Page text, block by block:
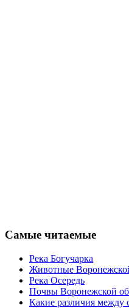
Самые читаемые
Река Богучарка
Животные
Река Осередь
Почвы Воронежской
Какие различия между